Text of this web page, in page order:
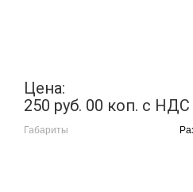
Цена:
250 руб. 00 коп. с НДС
Габариты